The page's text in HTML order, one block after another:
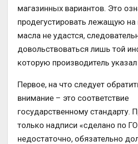
магазинных вариантов. Это
продегустировать лежащую на
масла не удастся,
довольствоваться лишь той
которую производитель
Первое, на что следует
внимание – это соответствие
государственному стандарту.
только надписи «сделано по
недостаточно, обязательно